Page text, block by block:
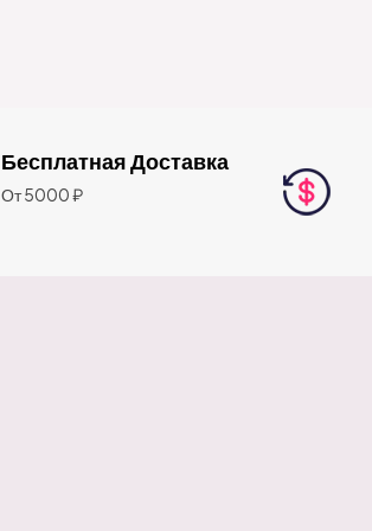
Бесплатная Доставка
От 5000 ₽